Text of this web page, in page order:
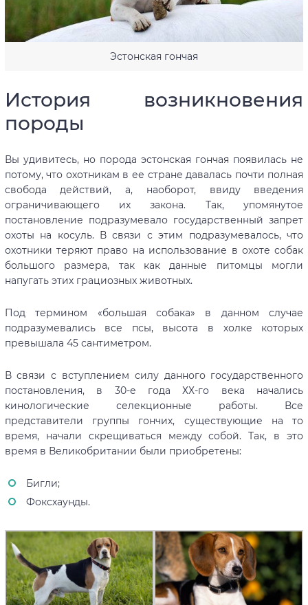
Эстонская гончая
История возникновения
породы
Вы удивитесь, но порода эстонская гончая появилась не
потому, что охотникам в ее стране давалась почти полная
свобода действий, а, наоборот, ввиду введения
ограничивающего их закона. Так, упомянутое
постановление подразумевало государственный запрет
охоты на косуль. В связи с этим подразумевалось, что
охотники теряют право на использование в охоте собак
большого размера, так как данные питомцы могли
напугать этих грациозных животных.
Под термином «большая собака» в данном случае
подразумевались все псы, высота в холке которых
превышала 45 сантиметром.
В связи с вступлением силу данного государственного
постановления, в 30-е года ХХ-го века начались
кинологические селекционные работы. Все
представители группы гончих, существующие на то
время, начали скрещиваться между собой. Так, в это
время в Великобритании были приобретены:
Бигли;
Фоксхаунды.